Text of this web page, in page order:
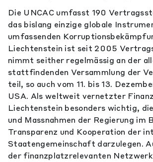
Die UNCAC umfasst 190
das bislang einzige globale
umfassenden
Liechtenstein ist seit 2005
nimmt seither regelmässig an der
stattfindenden Versammlung der
teil, so auch vom 11. bis 13.
USA. Als weltweit vernetzter
Liechtenstein besonders wichtig,
und Massnahmen der Regierung im
Transparenz und Kooperation der
Staatengemeinschaft darzulegen.
der finanzplatzrelevanten